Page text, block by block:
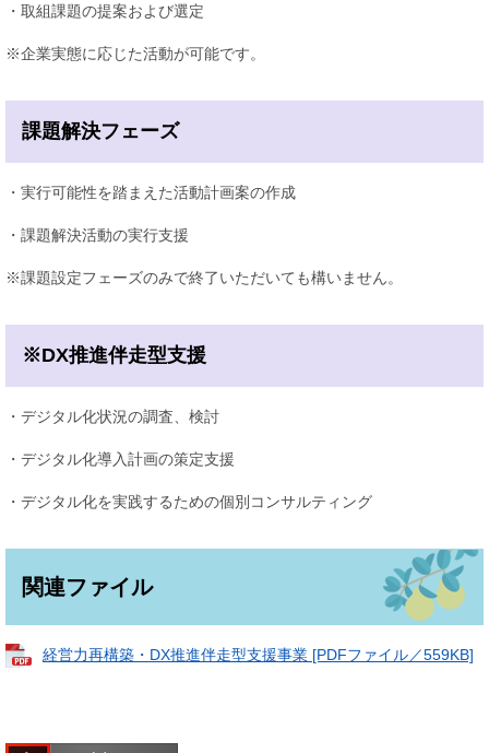
・取組課題の提案および選定
※企業実態に応じた活動が可能です。
課題解決フェーズ
・実行可能性を踏まえた活動計画案の作成
・課題解決活動の実行支援
※課題設定フェーズのみで終了いただいても構いません。
※DX推進伴走型支援
・デジタル化状況の調査、検討
・デジタル化導入計画の策定支援
・デジタル化を実践するための個別コンサルティング
関連ファイル
経営力再構築・DX推進伴走型支援事業 [PDFファイル／559KB]